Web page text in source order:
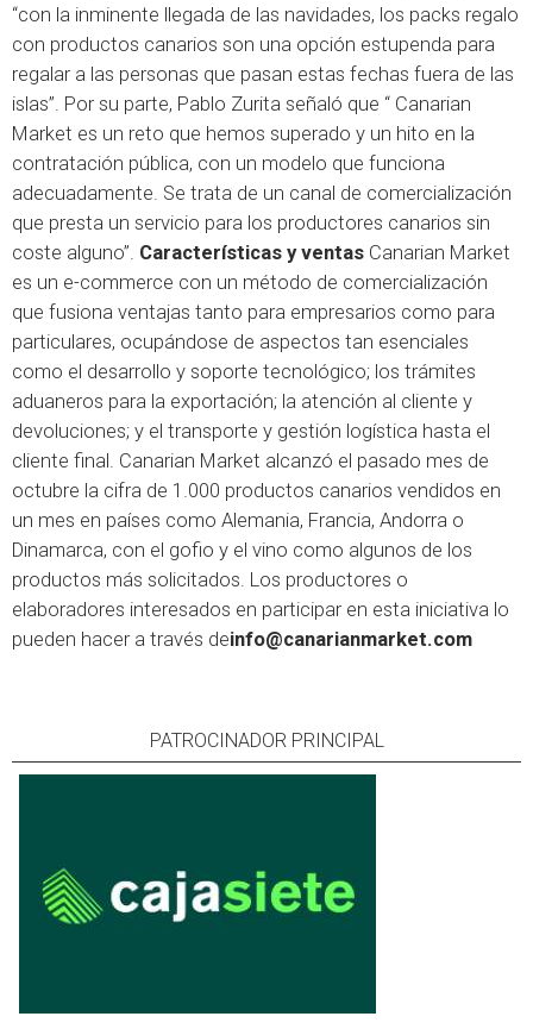
“con la inminente llegada de las navidades, los packs regalo
con productos canarios son una opción estupenda para
regalar a las personas que pasan estas fechas fuera de las
islas”. Por su parte, Pablo Zurita señaló que “ Canarian
Market es un reto que hemos superado y un hito en la
contratación pública, con un modelo que funciona
adecuadamente. Se trata de un canal de comercialización
que presta un servicio para los productores canarios sin
coste alguno”. Características y ventas Canarian Market
es un e-commerce con un método de comercialización
que fusiona ventajas tanto para empresarios como para
particulares, ocupándose de aspectos tan esenciales
como el desarrollo y soporte tecnológico; los trámites
aduaneros para la exportación; la atención al cliente y
devoluciones; y el transporte y gestión logística hasta el
cliente final. Canarian Market alcanzó el pasado mes de
octubre la cifra de 1.000 productos canarios vendidos en
un mes en países como Alemania, Francia, Andorra o
Dinamarca, con el gofio y el vino como algunos de los
productos más solicitados. Los productores o
elaboradores interesados en participar en esta iniciativa lo
pueden hacer a través deinfo@canarianmarket.com
PATROCINADOR PRINCIPAL